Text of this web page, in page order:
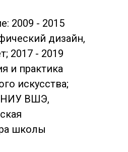
2009 - 2015
дизайн,
2017 - 2019
и практика
искусства;
НИУ ВШЭ,
школы